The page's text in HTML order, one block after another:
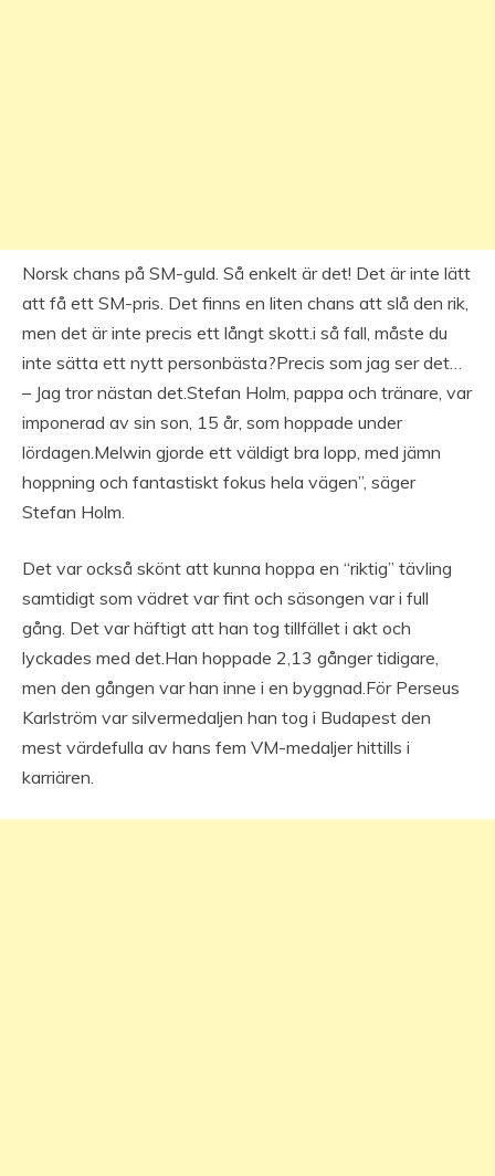
Norsk chans på SM-guld. Så enkelt är det! Det är inte lätt
att få ett SM-pris. Det finns en liten chans att slå den rik,
men det är inte precis ett långt skott.i så fall, måste du
inte sätta ett nytt personbästa?Precis som jag ser det…
– Jag tror nästan det.Stefan Holm, pappa och tränare, var
imponerad av sin son, 15 år, som hoppade under
lördagen.Melwin gjorde ett väldigt bra lopp, med jämn
hoppning och fantastiskt fokus hela vägen”, säger
Stefan Holm.
Det var också skönt att kunna hoppa en “riktig” tävling
samtidigt som vädret var fint och säsongen var i full
gång. Det var häftigt att han tog tillfället i akt och
lyckades med det.Han hoppade 2,13 gånger tidigare,
men den gången var han inne i en byggnad.För Perseus
Karlström var silvermedaljen han tog i Budapest den
mest värdefulla av hans fem VM-medaljer hittills i
karriären.